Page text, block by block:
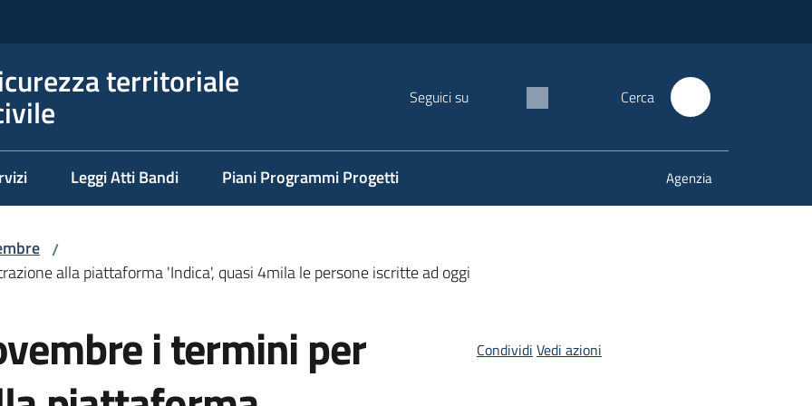
territoriale Seguici su Cerca
Leggi Atti Bandi Piani Programmi Progetti Agenzia
/
alla piattaforma 'Indica', quasi 4mila le persone iscritte ad oggi
i termini per
Condividi Vedi azioni